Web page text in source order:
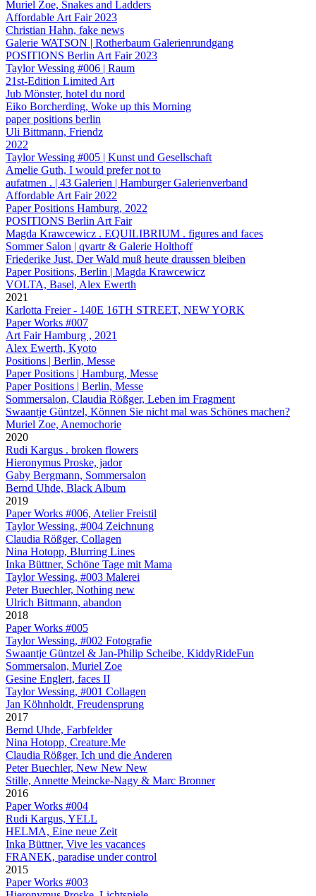
Muriel Zoe, Snakes and Ladders
Affordable Art Fair 2023
Christian Hahn, fake news
Galerie WATSON | Rotherbaum Galerienrundgang
POSITIONS Berlin Art Fair 2023
Taylor Wessing #006 | Raum
21st-Edition Limited Art
Jub Mönster, hotel du nord
Eiko Borcherding, Woke up this Morning
paper positions berlin
Uli Bittmann, Friendz
2022
Taylor Wessing #005 | Kunst und Gesellschaft
Amelie Guth, I would prefer not to
aufatmen . | 43 Galerien | Hamburger Galerienverband
Affordable Art Fair 2022
Paper Positions Hamburg, 2022
POSITIONS Berlin Art Fair
Magda Krawcewicz . EQUILIBRIUM . figures and faces
Sommer Salon | qvartr & Galerie Holthoff
Friederike Just, Der Wald muß heute draussen bleiben
Paper Positions, Berlin | Magda Krawcewicz
VOLTA, Basel, Alex Ewerth
2021
Karlotta Freier - 140E 16TH STREET, NEW YORK
Paper Works #007
Art Fair Hamburg , 2021
Alex Ewerth, Kyoto
Positions | Berlin, Messe
Paper Positions | Hamburg, Messe
Paper Positions | Berlin, Messe
Sommersalon, Claudia Rößger, Leben im Fragment
Swaantje Güntzel, Können Sie nicht mal was Schönes machen?
Muriel Zoe, Anemochorie
2020
Rudi Kargus . broken flowers
Hieronymus Proske, jador
Gaby Bergmann, Sommersalon
Bernd Uhde, Black Album
2019
Paper Works #006, Atelier Freistil
Taylor Wessing, #004 Zeichnung
Claudia Rößger, Collagen
Nina Hotopp, Blurring Lines
Inka Büttner, Schöne Tage mit Mama
Taylor Wessing, #003 Malerei
Peter Buechler, Nothing new
Ulrich Bittmann, abandon
2018
Paper Works #005
Taylor Wessing, #002 Fotografie
Swaantje Güntzel & Jan-Philip Scheibe, KiddyRideFun
Sommersalon, Muriel Zoe
Gesine Englert, faces II
Taylor Wessing, #001 Collagen
Jan Köhnholdt, Freudensprung
2017
Bernd Uhde, Farbfelder
Nina Hotopp, Creature.Me
Claudia Rößger, Ich und die Anderen
Peter Buechler, New New New
Stille, Annette Meincke-Nagy & Marc Bronner
2016
Paper Works #004
Rudi Kargus, YELL
HELMA, Eine neue Zeit
Inka Büttner, Vive les vacances
FRANEK, paradise under control
2015
Paper Works #003